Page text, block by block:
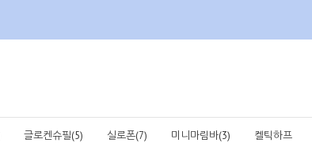
글로켄슈필(5) 실로폰(7) 미니마림바(3) 켈틱하프